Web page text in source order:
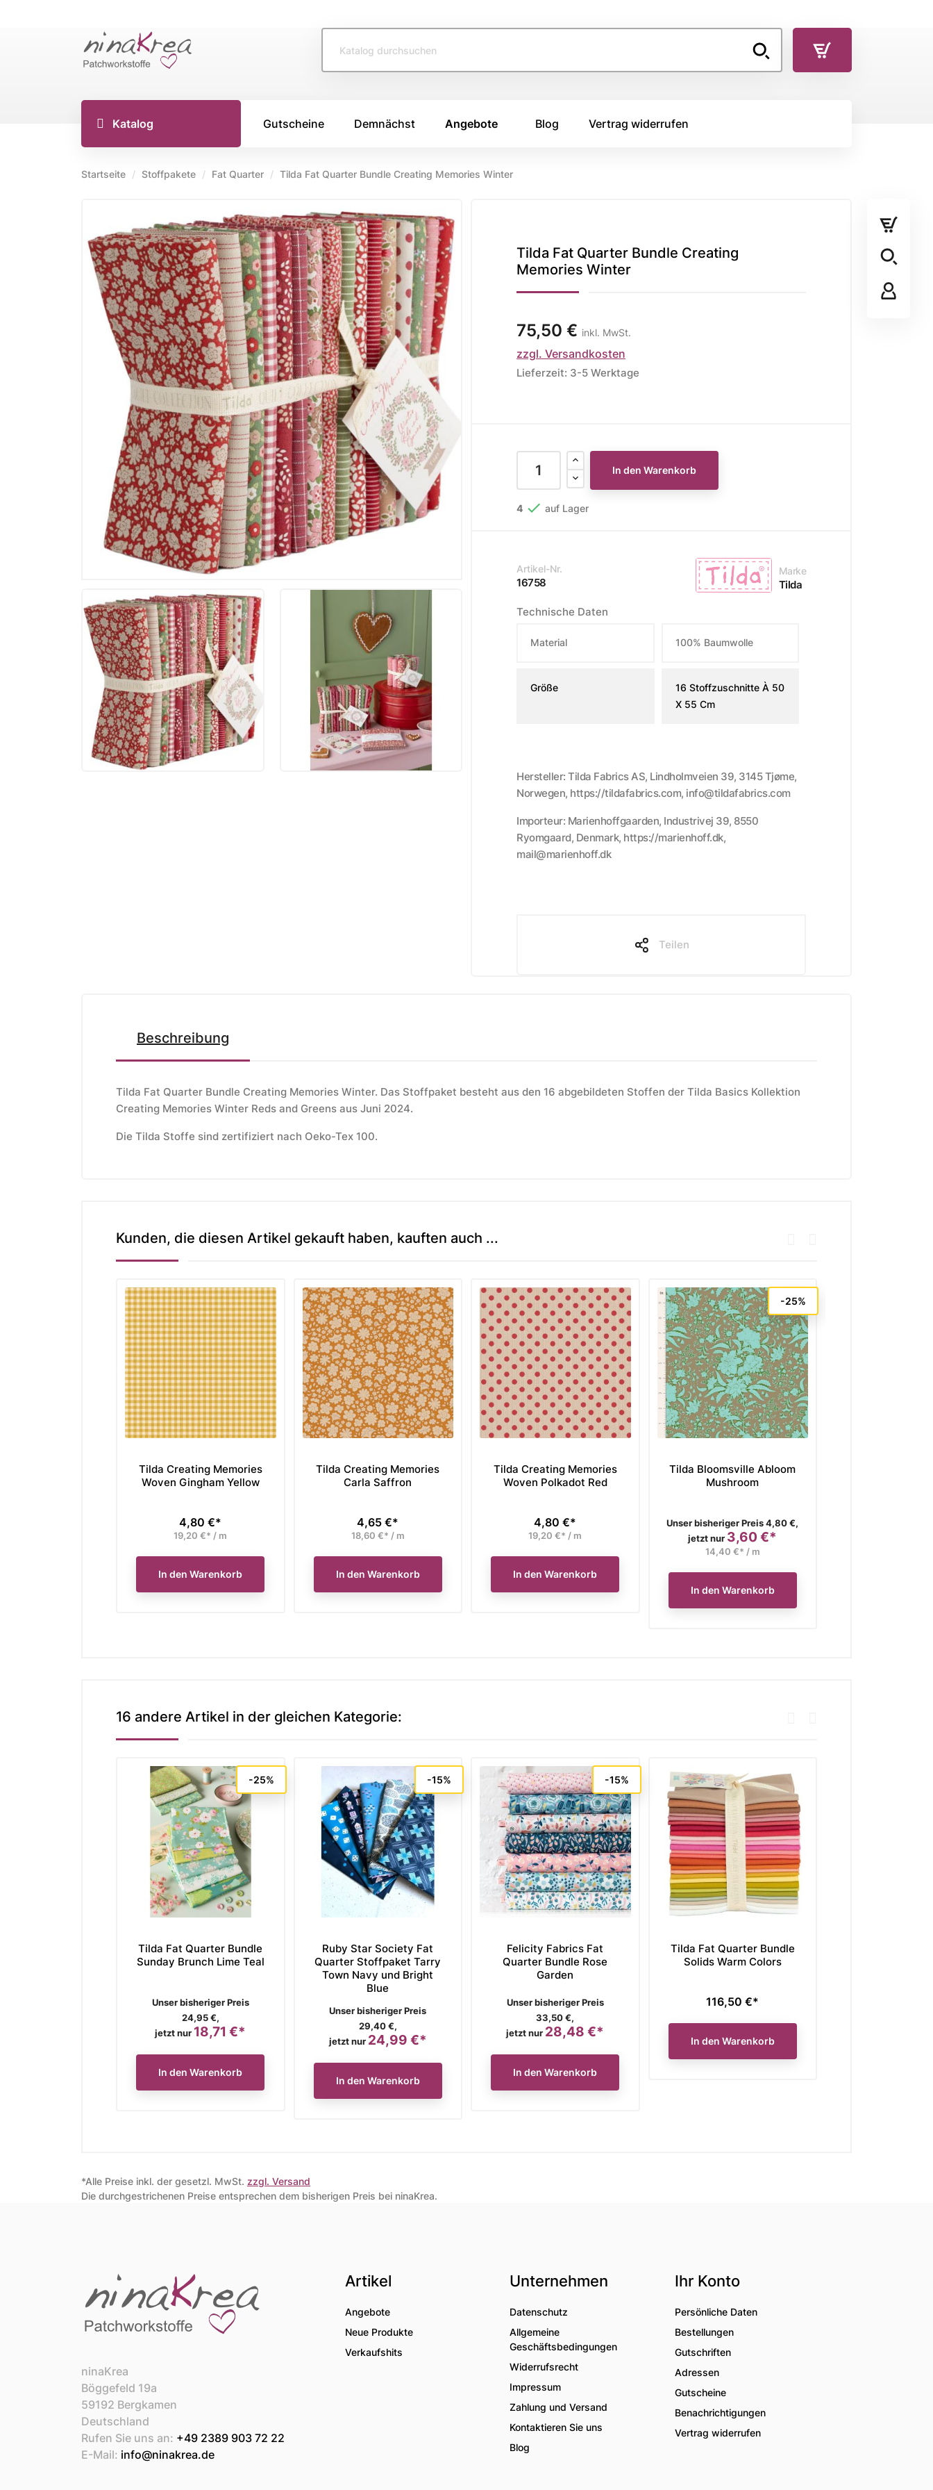
Katalog
Tilda Stoffe 2026
Tilda Stoffe 2025
Tilda Stoffe 2024
Tilda Creating
Memories
Tilda - ältere Kollektionen
Tilda Basics
Tilda Hautstoff
Swafing Heide Uni
Swafing Kim
Swafing Dotty
Canvas Stoffe
Korkstoff
Kunstleder
STOFFPANEL
MARKENSTOFFE
Markenstoffe
MUSTER
Muster Stoffreste
Moda Fabrics Berry and
Moda Fabrics Christmas
Morning
Moda Fabrics Christmas
Gutscheine Demnächst Angebote Blog Vertrag widerrufen
Startseite Stoffpakete Fat Quarter Tilda Fat Quarter Bundle Creating Memories Winter
Tilda Fat Quarter Bundle Creating
Memories Winter
75,50 € inkl. MwSt.
zzgl. Versandkosten
Lieferzeit: 3-5 Werktage
In den Warenkorb
4  auf Lager
Artikel-Nr.
16758
Marke
Tilda
Technische Daten
Material 100% Baumwolle
Größe
16 Stoffzuschnitte À 50
X 55 Cm
Hersteller: Tilda Fabrics AS, Lindholmveien 39, 3145 Tjøme,
Norwegen, https://tildafabrics.com, info@tildafabrics.com
Importeur: Marienhoffgaarden, Industrivej 39, 8550
Ryomgaard, Denmark, https://marienhoff.dk,
mail@marienhoff.dk
Teilen
Beschreibung
Tilda Fat Quarter Bundle Creating Memories Winter. Das Stoffpaket besteht aus den 16 abgebildeten Stoffen der Tilda Basics Kollektion
Creating Memories Winter Reds and Greens aus Juni 2024.
Die Tilda Stoffe sind zertifiziert nach Oeko-Tex 100.
Kunden, die diesen Artikel gekauft haben, kauften auch ...
Tilda Creating Memories
Woven Gingham Yellow
Preis
4,80 €*
19,20 €* / m
In den Warenkorb
Tilda Creating Memories
Carla Saffron
Preis
4,65 €*
18,60 €* / m
In den Warenkorb
Tilda Creating Memories
Woven Polkadot Red
Preis
4,80 €*
19,20 €* / m
In den Warenkorb
Tilda Bloomsville Abloom
Mushroom
Verkaufspreis
Unser bisheriger Preis 4,80 €,
jetzt nur
-25%
Preis
3,60 €*
14,40 €* / m
In den Warenkorb
16 andere Artikel in der gleichen Kategorie:
Tilda Fat Quarter Bundle
Sunday Brunch Lime Teal
Verkaufspreis
Unser bisheriger Preis
24,95 €,
jetzt nur
-25%
Preis
18,71 €*
In den Warenkorb
Ruby Star Society Fat
Quarter Stoffpaket Tarry
Town Navy und Bright
Blue
Verkaufspreis
Unser bisheriger Preis
29,40 €,
jetzt nur
-15%
Preis
24,99 €*
In den Warenkorb
Felicity Fabrics Fat
Quarter Bundle Rose
Garden
Verkaufspreis
Unser bisheriger Preis
33,50 €,
jetzt nur
-15%
Preis
28,48 €*
In den Warenkorb
Tilda Fat Quarter Bundle
Solids Warm Colors
Preis
116,50 €*
In den Warenkorb
*Alle Preise inkl. der gesetzl. MwSt. zzgl. Versand
Die durchgestrichenen Preise entsprechen dem bisherigen Preis bei ninaKrea.
ninaKrea
Böggefeld 19a
59192 Bergkamen
Deutschland
Rufen Sie uns an: +49 2389 903 72 22
E-Mail: info@ninakrea.de
Artikel
Angebote
Neue Produkte
Verkaufshits
Unternehmen
Datenschutz
Allgemeine
Geschäftsbedingungen
Widerrufsrecht
Impressum
Zahlung und Versand
Kontaktieren Sie uns
Blog
Ihr Konto
Persönliche Daten
Bestellungen
Gutschriften
Adressen
Gutscheine
Benachrichtigungen
Vertrag widerrufen